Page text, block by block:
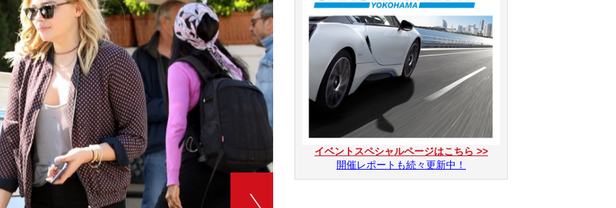
イベントスペシャルページはこちら >>
開催レポートも続々更新中！